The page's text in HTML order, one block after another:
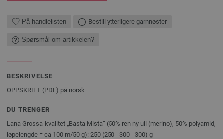
På handlelisten Bestill ytterligere garnnøster
Spørsmål om artikkelen?
BESKRIVELSE
OPPSKRIFT (PDF) på norsk
DU TRENGER
Lana Grossa-kvalitet „Basta Mista“ (50% ren ny ull (merino), 50% polyamid,
løpelengde = ca 100 m/50 g): 250 (250 - 300 - 300) g